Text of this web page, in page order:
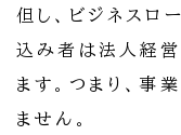
但し、ビジネスロ
込み者は法人経
ます。つまり、事
ません。